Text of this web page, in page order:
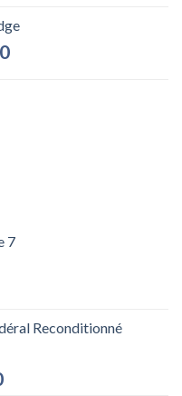
7
Reconditionné
Le